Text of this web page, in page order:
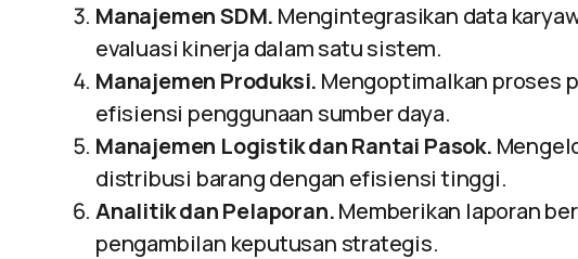
Manajemen SDM. Mengintegrasikan data
evaluasi kinerja dalam satu sistem.
Manajemen Produksi. Mengoptimalkan proses
efisiensi penggunaan sumber daya.
Manajemen Logistik dan Rantai Pasok.
distribusi barang dengan efisiensi tinggi.
Analitik dan Pelaporan.Memberikan laporan
pengambilan keputusan strategis.